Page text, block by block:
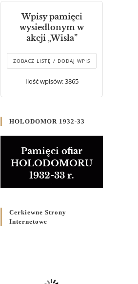
Декрет єпископів
Перемисько-Варшавської
Митрополії стосовно
звершування Божественної
літургії
Булла проголошення
Розпорядження
Преосвященнішого Владики
Кир Володимира Р. Ющака
про вживання друкованих
книг на публічних
богослужіннях
Wpisy pamięci
wysiedlonym w
akcji „Wisła”
ZOBACZ LISTĘ / DODAJ WPIS
Ilość wpisów: 3865
HOLODOMOR 1932-33
Pamięci ofiar
HOLODOMORU
1932-33 r.
Cerkiewne Strony
Internetowe